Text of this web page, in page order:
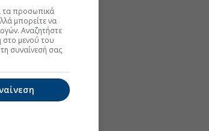
τα προσωπικά
μπορείτε να
Αναζητήστε
στο μενού του
συναίνεσή σας